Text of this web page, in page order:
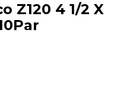
Z120 4 1/2 X